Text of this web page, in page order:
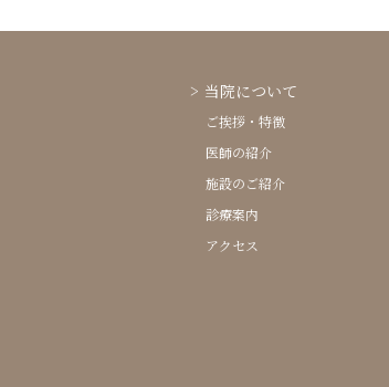
当院について
ご挨拶・特徴
医師の紹介
施設のご紹介
診療案内
アクセス